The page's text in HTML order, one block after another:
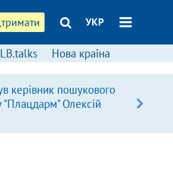
УКР
LB.talks Нова країна
керівник пошукового
"Плацдарм" Олексій